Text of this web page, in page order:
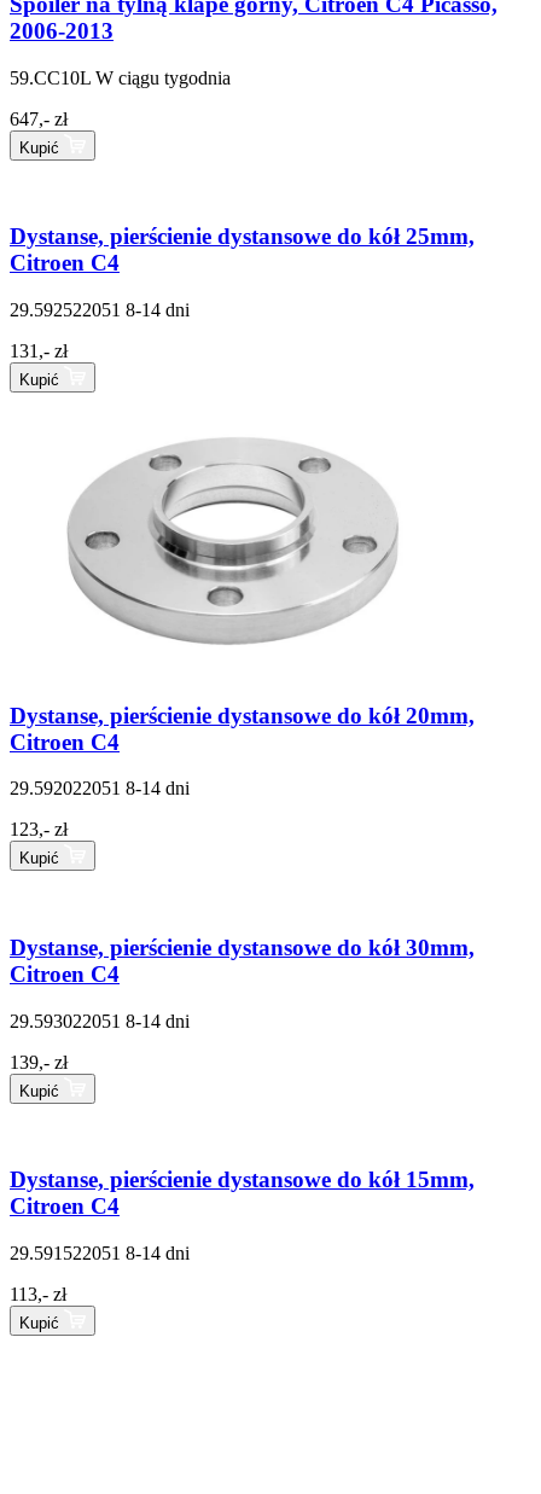
2006-2013
59.CC10L W ciągu tygodnia
647,- zł
Kupić
Dystanse, pierścienie dystansowe do kół 25mm,
Citroen C4
29.592522051 8-14 dni
131,- zł
Kupić
Dystanse, pierścienie dystansowe do kół 20mm,
Citroen C4
29.592022051 8-14 dni
123,- zł
Kupić
Dystanse, pierścienie dystansowe do kół 30mm,
Citroen C4
29.593022051 8-14 dni
139,- zł
Kupić
Dystanse, pierścienie dystansowe do kół 15mm,
Citroen C4
29.591522051 8-14 dni
113,- zł
Kupić